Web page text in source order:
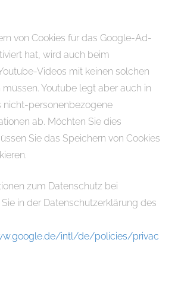
von Cookies für das Google-Ad-
hat, wird auch beim
Videos mit keinen solchen
Youtube legt aber auch in
nicht-personenbezogene
ab. Möchten Sie dies
Sie das Speichern von Cookies
zum Datenschutz bei
Sie in der Datenschutzerklärung des
intl/de/policies/privac